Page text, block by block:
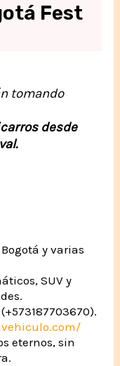
Fest
tomando
desde
y varias
SUV y
eternos, sin